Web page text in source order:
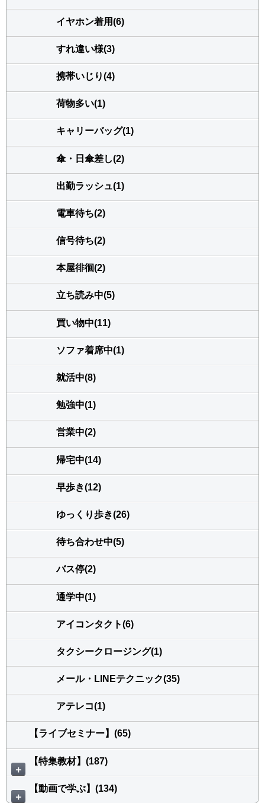
イヤホン着用(6)
すれ違い様(3)
携帯いじり(4)
荷物多い(1)
キャリーバッグ(1)
傘・日傘差し(2)
出勤ラッシュ(1)
電車待ち(2)
信号待ち(2)
本屋徘徊(2)
立ち読み中(5)
買い物中(11)
ソファ着席中(1)
就活中(8)
勉強中(1)
営業中(2)
帰宅中(14)
早歩き(12)
ゆっくり歩き(26)
待ち合わせ中(5)
バス停(2)
通学中(1)
アイコンタクト(6)
タクシークロージング(1)
メール・LINEテクニック(35)
アテレコ(1)
【ライブセミナー】(65)
＋
【特集教材】(187)
＋
【動画で学ぶ】(134)